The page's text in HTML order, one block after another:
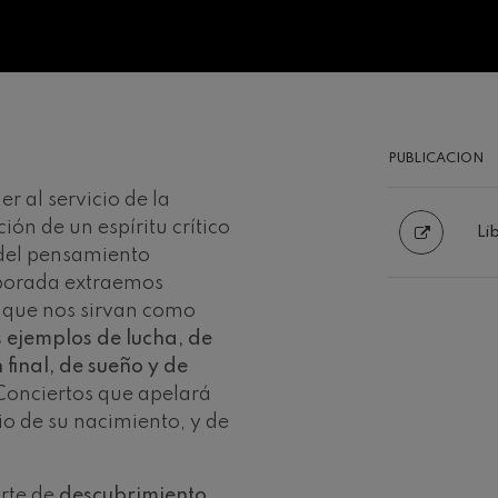
al servicio de la
de un espíritu crítico
pensamiento
extraemos
nos sirvan como
ejemplos de lucha, de
de sueño y de
que apelará
de su nacimiento, y de
PUBLICACION
Mozart: Concierto para
Mozart